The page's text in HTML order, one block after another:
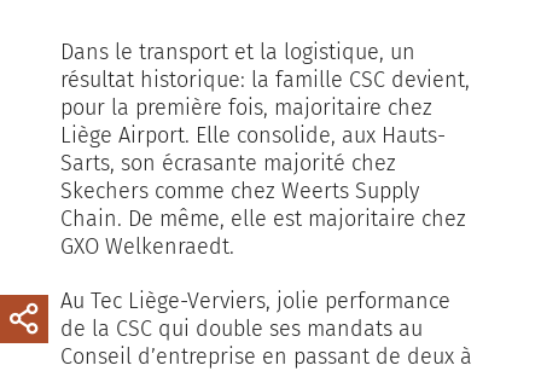
Dans le transport et la logistique, un
résultat historique: la famille CSC devient,
pour la première fois, majoritaire chez
Liège Airport. Elle consolide, aux Hauts-
Sarts, son écrasante majorité chez
Skechers comme chez Weerts Supply
Chain. De même, elle est majoritaire chez
GXO Welkenraedt.
Au Tec Liège-Verviers, jolie performance
de la CSC qui double ses mandats au
Conseil d’entreprise en passant de deux à